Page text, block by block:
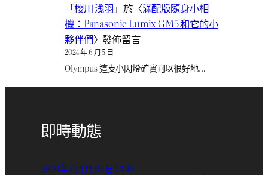
「櫻川 浅羽 」於〈滿配版隨身小相
機：Panasonic Lumix GM5 和它的小
夥伴們〉發佈留言
2024 年 6 月 5 日
Olympus 這支小閃燈確實可以很好地…
即時動態
2026 年 6月 月 09 日 23:45